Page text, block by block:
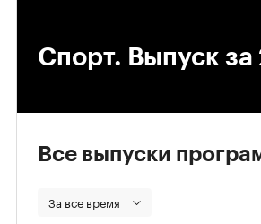
Спорт. Выпуск
Все выпуски
За все время